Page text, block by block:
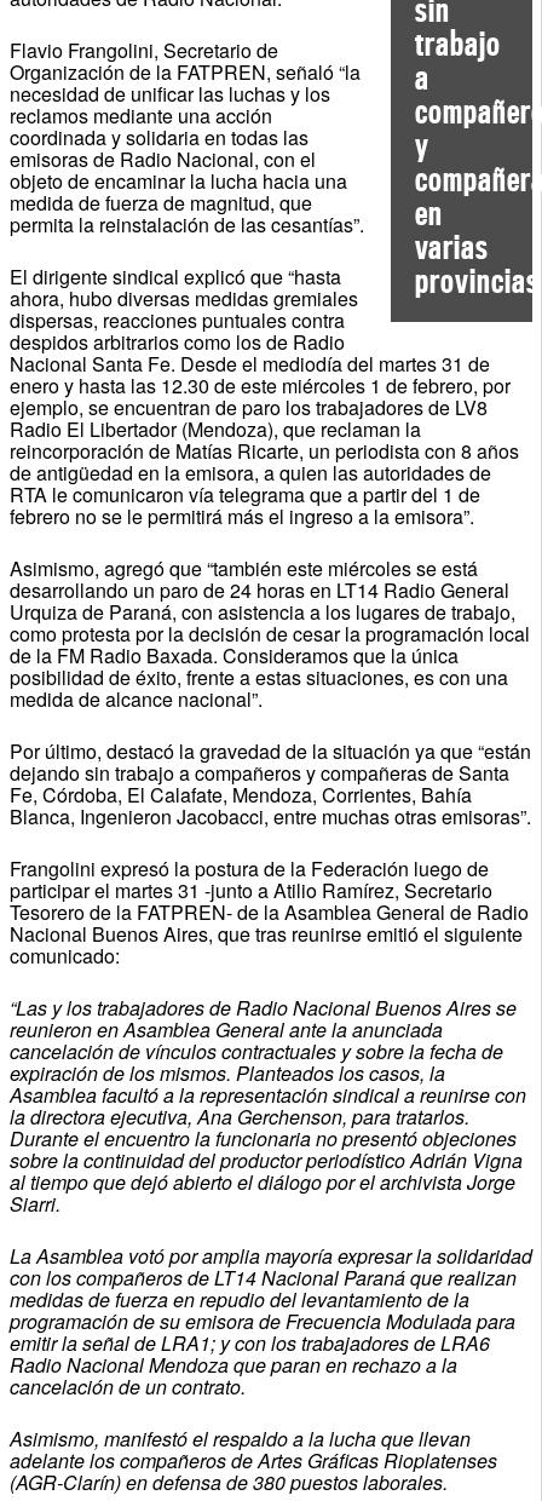
sin
trabajo
a
y
en
varias
provincias
Flavio Frangolini, Secretario de
Organización de la FATPREN, señaló “la
necesidad de unificar las luchas y los
reclamos mediante una acción
coordinada y solidaria en todas las
emisoras de Radio Nacional, con el
objeto de encaminar la lucha hacia una
medida de fuerza de magnitud, que
permita la reinstalación de las cesantías”.
El dirigente sindical explicó que “hasta
ahora, hubo diversas medidas gremiales
dispersas, reacciones puntuales contra
despidos arbitrarios como los de Radio
Nacional Santa Fe. Desde el mediodía del martes 31 de
enero y hasta las 12.30 de este miércoles 1 de febrero, por
ejemplo, se encuentran de paro los trabajadores de LV8
Radio El Libertador (Mendoza), que reclaman la
reincorporación de Matías Ricarte, un periodista con 8 años
de antigüedad en la emisora, a quien las autoridades de
RTA le comunicaron vía telegrama que a partir del 1 de
febrero no se le permitirá más el ingreso a la emisora”.
Asimismo, agregó que “también este miércoles se está
desarrollando un paro de 24 horas en LT14 Radio General
Urquiza de Paraná, con asistencia a los lugares de trabajo,
como protesta por la decisión de cesar la programación local
de la FM Radio Baxada. Consideramos que la única
posibilidad de éxito, frente a estas situaciones, es con una
medida de alcance nacional”.
Por último, destacó la gravedad de la situación ya que “están
dejando sin trabajo a compañeros y compañeras de Santa
Fe, Córdoba, El Calafate, Mendoza, Corrientes, Bahía
Blanca, Ingenieron Jacobacci, entre muchas otras emisoras”.
Frangolini expresó la postura de la Federación luego de
participar el martes 31 -junto a Atilio Ramírez, Secretario
Tesorero de la FATPREN- de la Asamblea General de Radio
Nacional Buenos Aires, que tras reunirse emitió el siguiente
comunicado:
“Las y los trabajadores de Radio Nacional Buenos Aires se
reunieron en Asamblea General ante la anunciada
cancelación de vínculos contractuales y sobre la fecha de
expiración de los mismos. Planteados los casos, la
Asamblea facultó a la representación sindical a reunirse con
la directora ejecutiva, Ana Gerchenson, para tratarlos.
Durante el encuentro la funcionaria no presentó objeciones
sobre la continuidad del productor periodístico Adrián Vigna
al tiempo que dejó abierto el diálogo por el archivista Jorge
Siarri.
La Asamblea votó por amplia mayoría expresar la solidaridad
con los compañeros de LT14 Nacional Paraná que realizan
medidas de fuerza en repudio del levantamiento de la
programación de su emisora de Frecuencia Modulada para
emitir la señal de LRA1; y con los trabajadores de LRA6
Radio Nacional Mendoza que paran en rechazo a la
cancelación de un contrato.
Asimismo, manifestó el respaldo a la lucha que llevan
adelante los compañeros de Artes Gráficas Rioplatenses
(AGR-Clarín) en defensa de 380 puestos laborales.